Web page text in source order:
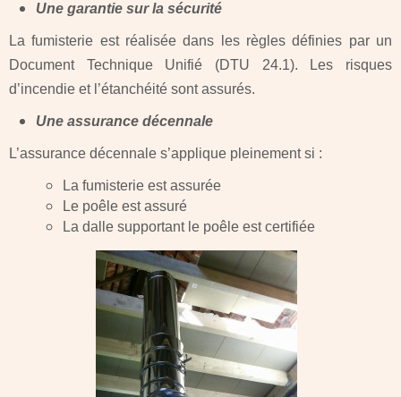
Une garantie sur la sécurité
La fumisterie est réalisée dans les règles définies par un
Document Technique Unifié (DTU 24.1). Les risques
d’incendie et l’étanchéité sont assurés.
Une assurance décennale
L’assurance décennale s’applique pleinement si :
La fumisterie est assurée
Le poêle est assuré
La dalle supportant le poêle est certifiée